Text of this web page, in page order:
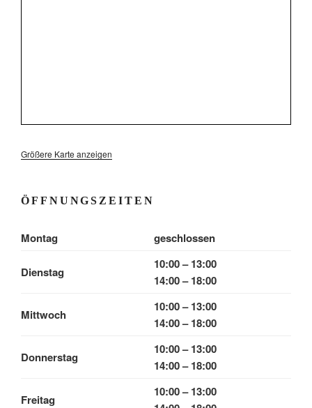
Größere Karte anzeigen
ÖFFNUNGSZEITEN
Montag geschlossen
Dienstag
10:00 – 13:00
14:00 – 18:00
Mittwoch
10:00 – 13:00
14:00 – 18:00
Donnerstag
10:00 – 13:00
14:00 – 18:00
Freitag
10:00 – 13:00